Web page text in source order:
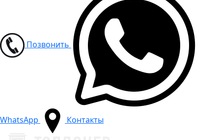
Позвонить
WhatsApp Контакты